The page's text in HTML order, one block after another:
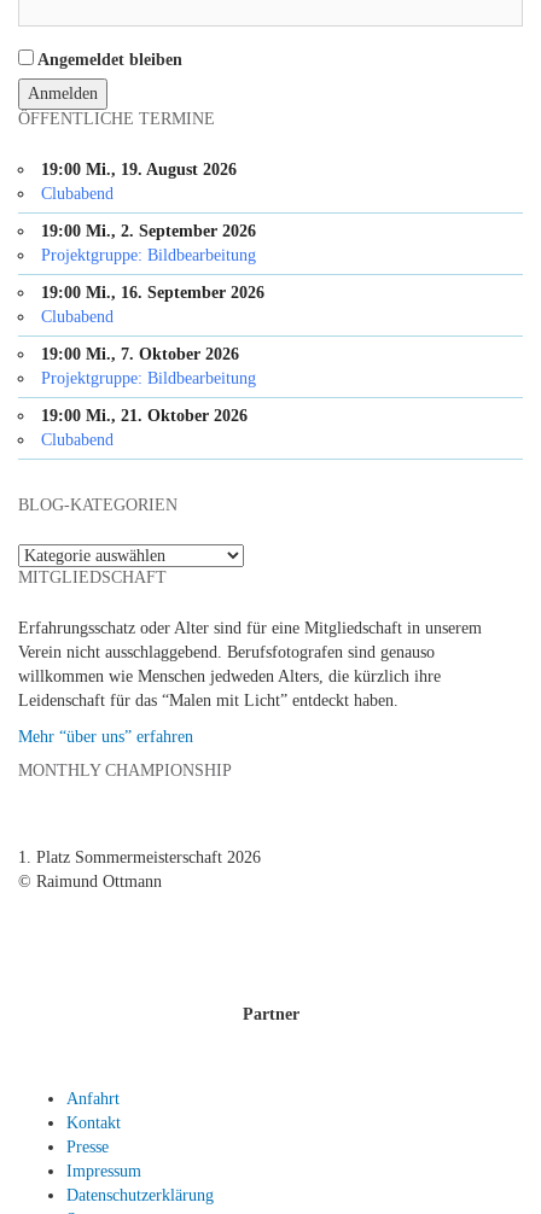
Angemeldet bleiben
ÖFFENTLICHE TERMINE
19:00 Mi., 19. August 2026
Clubabend
19:00 Mi., 2. September 2026
Projektgruppe: Bildbearbeitung
19:00 Mi., 16. September 2026
Clubabend
19:00 Mi., 7. Oktober 2026
Projektgruppe: Bildbearbeitung
19:00 Mi., 21. Oktober 2026
Clubabend
BLOG-KATEGORIEN
Blog-
Kategorien
MITGLIEDSCHAFT
Erfahrungsschatz oder Alter sind für eine Mitgliedschaft in unserem
Verein nicht ausschlaggebend. Berufsfotografen sind genauso
willkommen wie Menschen jedweden Alters, die kürzlich ihre
Leidenschaft für das “Malen mit Licht” entdeckt haben.
Mehr “über uns” erfahren
MONTHLY CHAMPIONSHIP
1. Platz Sommermeisterschaft 2026
© Raimund Ottmann
Partner
Anfahrt
Kontakt
Presse
Impressum
Datenschutzerklärung